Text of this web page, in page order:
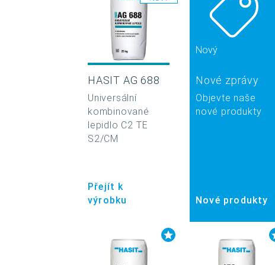
HASIT AG 688
Universální
kombinované
lepidlo C2 TE
S2/CM
Přejít k
výrobku
Nový
Nové zprávy
Objevte naše
nové produkty
Nové produkty